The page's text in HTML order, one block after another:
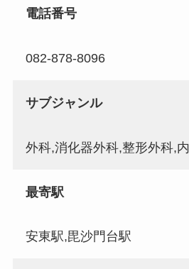
電話番号
082-878-8096
サブジャンル
外科,消化器外科,整形外科,
最寄駅
安東駅,毘沙門台駅